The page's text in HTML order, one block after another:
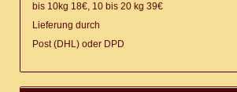
bis 10kg 18€, 10 bis 20 kg 39€
Lieferung durch
Post (DHL) oder DPD